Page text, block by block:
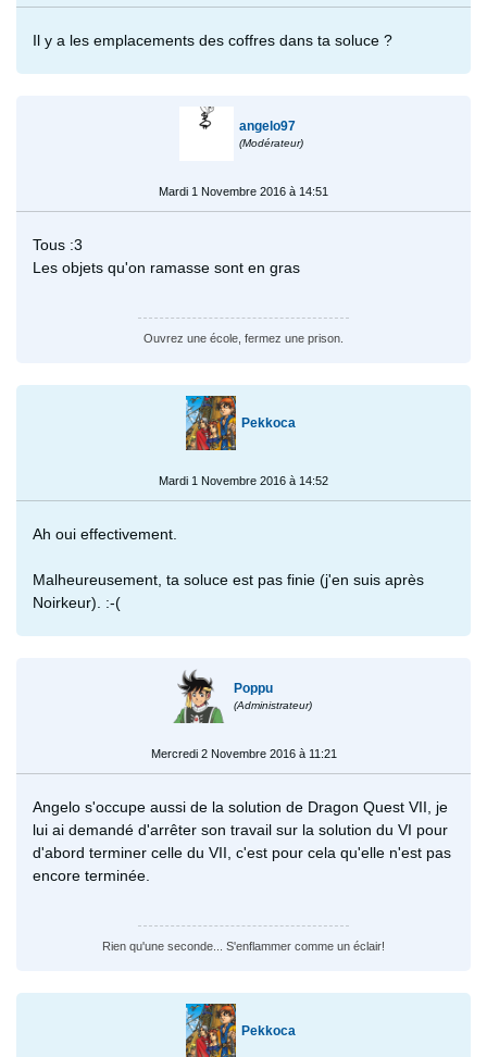
Il y a les emplacements des coffres dans ta soluce ?
angelo97
(Modérateur)
Mardi 1 Novembre 2016 à 14:51
Tous :3
Les objets qu'on ramasse sont en gras
Ouvrez une école, fermez une prison.
Pekkoca
Mardi 1 Novembre 2016 à 14:52
Ah oui effectivement.
Malheureusement, ta soluce est pas finie (j'en suis après
Noirkeur). :-(
Poppu
(Administrateur)
Mercredi 2 Novembre 2016 à 11:21
Angelo s'occupe aussi de la solution de Dragon Quest VII, je
lui ai demandé d'arrêter son travail sur la solution du VI pour
d'abord terminer celle du VII, c'est pour cela qu'elle n'est pas
encore terminée.
Rien qu'une seconde... S'enflammer comme un éclair!
Pekkoca